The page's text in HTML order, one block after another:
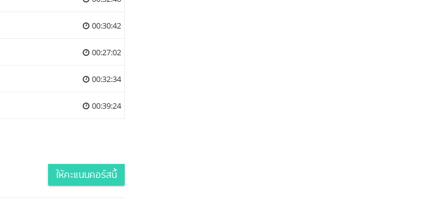
00:30:42
00:27:02
00:32:34
00:39:24
ให้คะแนนคอร์สนี้